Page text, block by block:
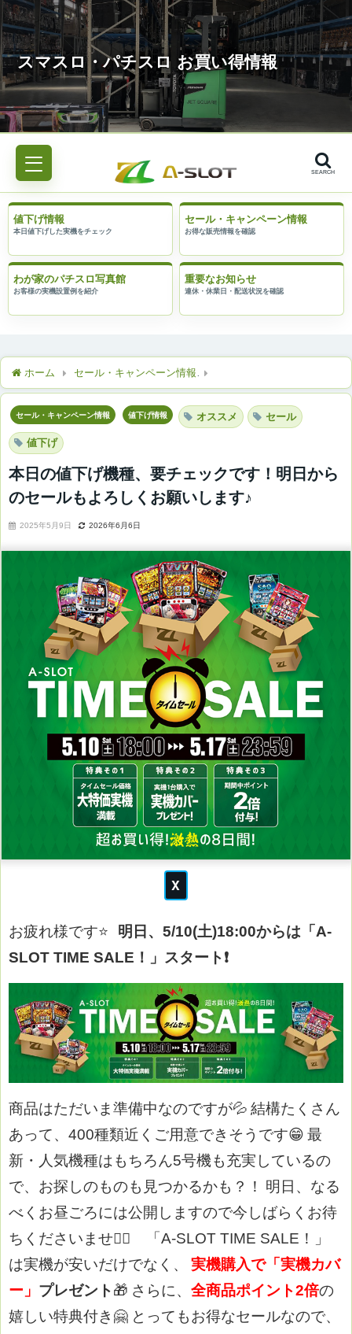
SEARCH
値下げ情報 セール・キャンペーン情報
わが家のパチスロ写真館 重要なお知らせ
ホーム セール・キャンペーン情報
セール・キャンペーン情報 値下げ情報 オススメ セール
値下げ
本日の値下げ機種、要チェックです！明日から
のセールもよろしくお願いします♪
2025年5月9日 2026年6月6日
お疲れ様です⭐
明日、5/10(土)18:00からは「A-
SLOT TIME SALE！」スタート❗
商品はただいま準備中なのですが💦 結構たくさん
あって、400種類近くご用意できそうです😁 最
新・人気機種はもちろん5号機も充実しているの
で、お探しのものも見つかるかも？！
明日、なる
べくお昼ごろには公開しますので今しばらくお待
ちくださいませ🙇‍♀️
「A-SLOT TIME SALE！」
は実機が安いだけでなく、
実機購入で「実機カバ
ー」 プレゼント🎁 さらに、 全商品ポイント2倍の
嬉しい特典付き🤗 とってもお得なセールなので、